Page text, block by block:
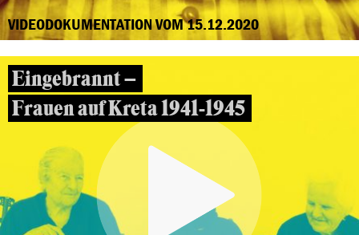
VIDEODOKUMENTATION VOM 15.12.2020
Eingebrannt –
Frauen auf Kreta 1941-1945